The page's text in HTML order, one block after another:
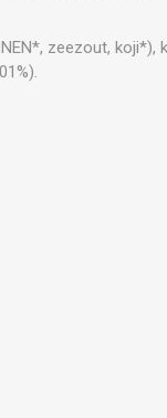
zeezout, koji*),